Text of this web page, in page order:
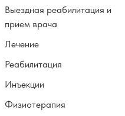
Выездная реабилитация и
прием врача
Лечение
Реабилитация
Инъекции
Физиотерапия